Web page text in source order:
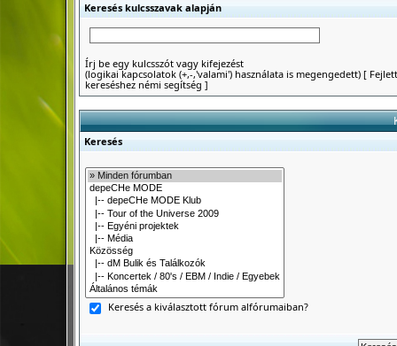
Keresés kulcsszavak alapján
Írj be egy kulcsszót vagy kifejezést
(logikai kapcsolatok (+,-,'valami') használata is megengedett)[
kereséshez némi segítség ]
Keresés
Keresés a kiválasztott fórum alfórumaiban?